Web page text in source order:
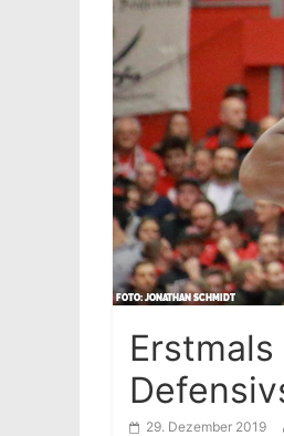
29. Dezember 2019